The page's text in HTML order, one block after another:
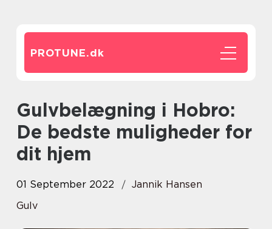
PROTUNE.dk
Gulvbelægning i Hobro:
De bedste muligheder for
dit hjem
01 September 2022
Jannik Hansen
Gulv